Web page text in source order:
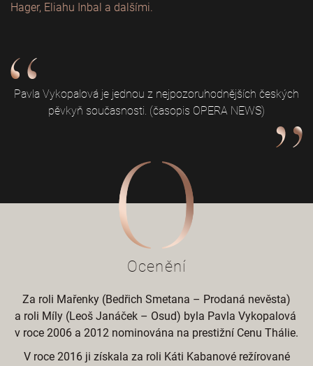
Hager, Eliahu Inbal a dalšími.
Pavla Vykopalová je jednou z nejpozoruhodnějších českých
pěvkyň současnosti. (časopis OPERA NEWS)
Ocenění
Za roli Mařenky (Bedřich Smetana – Prodaná nevěsta)
a roli Míly (Leoš Janáček – Osud) byla Pavla Vykopalová
v roce 2006 a 2012 nominována na prestižní Cenu Thálie.
V roce 2016 ji získala za roli Káti Kabanové režírované